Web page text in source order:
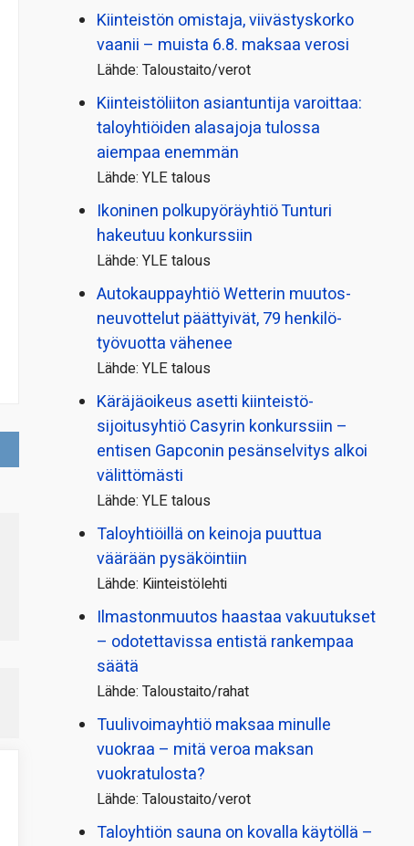
Kiinteistön omistaja, viivästyskorko
vaanii – muista 6.8. maksaa verosi
Lähde: Taloustaito/verot
Kiinteistö­liiton asiantuntija varoittaa:
taloyhtiöiden alasajoja tulossa
aiempaa enemmän
Lähde: YLE talous
Ikoninen polkupyörä­yhtiö Tunturi
hakeutuu konkurssiin
Lähde: YLE talous
Autokauppayhtiö Wetterin muutos­
neuvottelut päättyivät, 79 henkilö­
työvuotta vähenee
Lähde: YLE talous
Käräjäoikeus asetti kiinteistö­
sijoitusyhtiö Casyrin konkurssiin –
entisen Gapconin pesänselvitys alkoi
välittömästi
Lähde: YLE talous
Taloyhtiöillä on keinoja puuttua
väärään pysäköintiin
Lähde: Kiinteistölehti
Ilmastonmuutos haastaa vakuutukset
– odotettavissa entistä rankempaa
säätä
Lähde: Taloustaito/rahat
Tuulivoimayhtiö maksaa minulle
vuokraa – mitä veroa maksan
vuokratulosta?
Lähde: Taloustaito/verot
Taloyhtiön sauna on kovalla käytöllä –